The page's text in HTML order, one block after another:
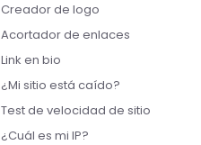
Creador de logo
Acortador de enlaces
Link en bio
¿Mi sitio está caído?
Test de velocidad de sitio
¿Cuál es mi IP?